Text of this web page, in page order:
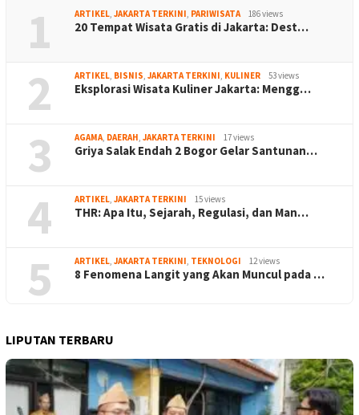
1 ARTIKEL, JAKARTA TERKINI, PARIWISATA 186 views
20 Tempat Wisata Gratis di Jakarta: Dest…
2 ARTIKEL, BISNIS, JAKARTA TERKINI, KULINER 53 views
Eksplorasi Wisata Kuliner Jakarta: Mengg…
3 AGAMA, DAERAH, JAKARTA TERKINI 17 views
Griya Salak Endah 2 Bogor Gelar Santunan…
4 ARTIKEL, JAKARTA TERKINI 15 views
THR: Apa Itu, Sejarah, Regulasi, dan Man…
5 ARTIKEL, JAKARTA TERKINI, TEKNOLOGI 12 views
8 Fenomena Langit yang Akan Muncul pada …
LIPUTAN TERBARU